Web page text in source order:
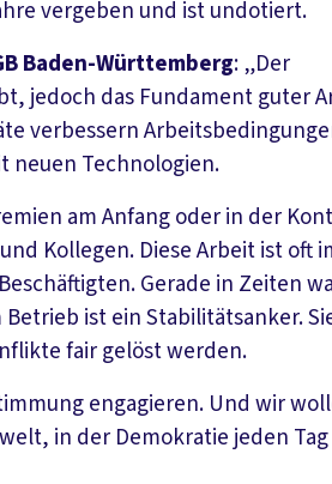
vergeben und ist undotiert.
Baden-Württemberg: „Der
jedoch das Fundament guter
verbessern
neuen Technologien.
am Anfang oder in der
Kollegen. Diese Arbeit ist oft
Gerade in Zeiten
ist ein Stabilitätsanker.
fair gelöst werden.
engagieren. Und wir
in der Demokratie jeden